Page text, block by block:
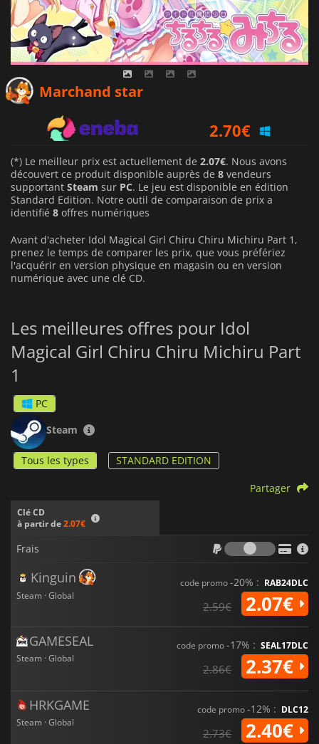
Marchand star
2.70€
2.37€
(*) Le meilleur prix est actuellement de 2.07€. Nous avons
découvert ce produit disponible auprès de 8 vendeurs
supportant Steam sur PC. Le jeu est disponible en édition
Standard Edition. Notre outil de comparaison de prix a
identifié 8 offres numériques
Avant d'acheter Idol Magical Girl Chiru Chiru Michiru Part 1,
prenez le temps de comparer les prix, que vous préfériez
l'acquérir en version physique en magasin ou en version
numérique avec une clé CD.
Les meilleures offres pour Idol
Magical Girl Chiru Chiru Michiru Part
1
PC
Steam
Tous les types STANDARD EDITION
Clé CD
à partir de2.07€
Partager
Frais
Frais
Kinguin
Steam · Global
code promo-20% : RAB24DLC
2.59€ 2.07€
GAMESEAL
Steam · Global
code promo-17% : SEAL17DLC
2.86€ 2.37€
HRKGAME
Steam · Global
code promo-12% : DLC12
2.73€ 2.40€